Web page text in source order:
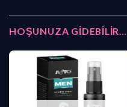
HOŞUNUZA GIDEBILIR…